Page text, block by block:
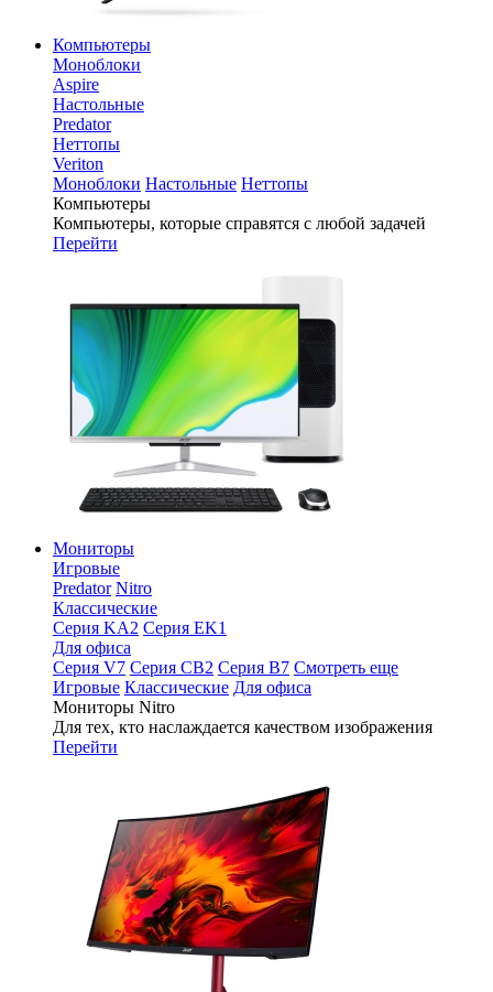
Компьютеры
Моноблоки
Aspire
Настольные
Predator
Неттопы
Veriton
Моноблоки Настольные Неттопы
Компьютеры
Компьютеры, которые справятся с любой задачей
Перейти
Мониторы
Игровые
Predator Nitro
Классические
Серия KA2 Серия EK1
Для офиса
Серия V7 Серия CB2 Серия B7 Смотреть еще
Игровые Классические Для офиса
Мониторы Nitro
Для тех, кто наслаждается качеством изображения
Перейти